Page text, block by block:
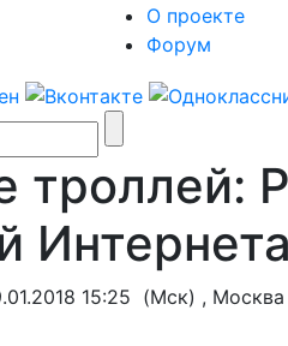
О проекте
Форум
троллей:
Интернета
15:25 (Мск) , Москва